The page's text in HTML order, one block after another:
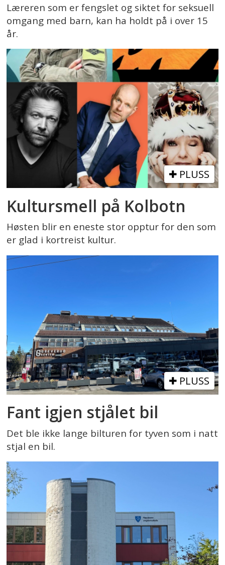
Læreren som er fengslet og siktet for seksuell
omgang med barn, kan ha holdt på i over 15
år.
PLUSS
Kultursmell på Kolbotn
Høsten blir en eneste stor opptur for den som
er glad i kortreist kultur.
PLUSS
Fant igjen stjålet bil
Det ble ikke lange bilturen for tyven som i natt
stjal en bil.